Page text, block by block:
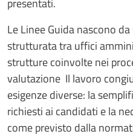
presentati.
Le Linee Guida nascono
strutturata tra uffici
strutture coinvolte nei
valutazione Il lavoro
esigenze diverse: la
richiesti ai candidati e la
come previsto dalla